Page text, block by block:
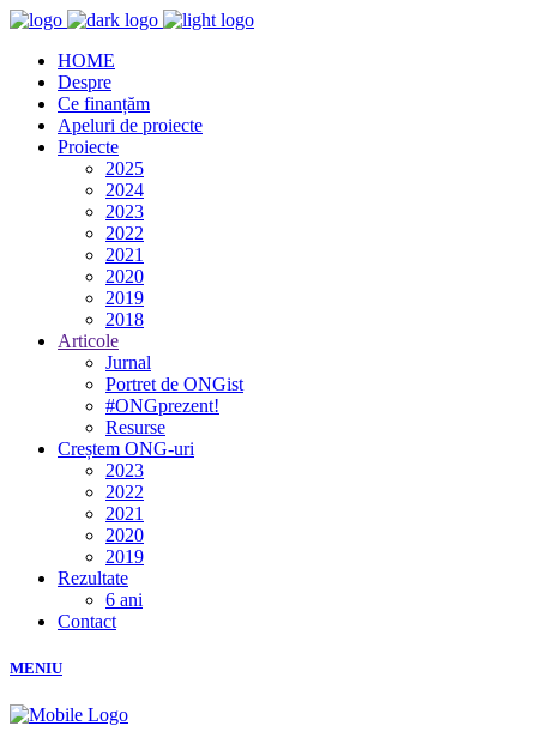
HOME
Despre
Ce finanțăm
Apeluri de proiecte
Proiecte
2025
2024
2023
2022
2021
2020
2019
2018
Articole
Jurnal
Portret de ONGist
#ONGprezent!
Resurse
Creștem ONG-uri
2023
2022
2021
2020
2019
Rezultate
6 ani
Contact
MENIU